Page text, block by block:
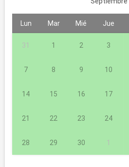
Lun Mar Mié Jue
31 1 2 3
7 8 9 10
14 15 16 17
21 22 23 24
28 29 30 1